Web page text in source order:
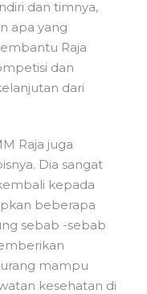
dan timnya,
apa yang
Raja
dan
dari
Raja juga
Dia sangat
kepada
beberapa
sebab -sebab
mampu
kesehatan di